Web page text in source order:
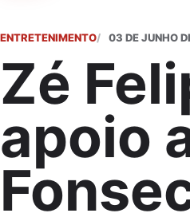
ENTRETENIMENTO 03 DE JUNHO
Zé
apoio